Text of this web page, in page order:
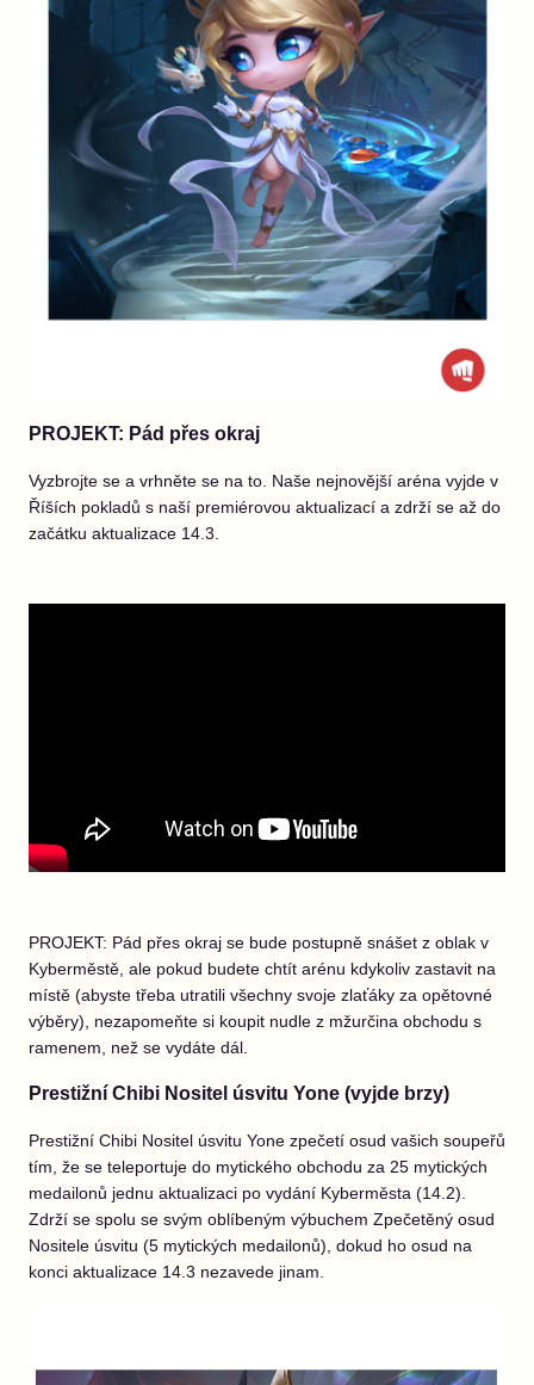
PROJEKT: Pád přes okraj
Vyzbrojte se a vrhněte se na to. Naše nejnovější aréna vyjde v
Říších pokladů s naší premiérovou aktualizací a zdrží se až do
začátku aktualizace 14.3.
PROJEKT: Pád přes okraj se bude postupně snášet z oblak v
Kyberměstě, ale pokud budete chtít arénu kdykoliv zastavit na
místě (abyste třeba utratili všechny svoje zlaťáky za opětovné
výběry), nezapomeňte si koupit nudle z mžurčina obchodu s
ramenem, než se vydáte dál.
Prestižní Chibi Nositel úsvitu Yone (vyjde brzy)
Prestižní Chibi Nositel úsvitu Yone zpečetí osud vašich soupeřů
tím, že se teleportuje do mytického obchodu za 25 mytických
medailonů jednu aktualizaci po vydání Kyberměsta (14.2).
Zdrží se spolu se svým oblíbeným výbuchem Zpečetěný osud
Nositele úsvitu (5 mytických medailonů), dokud ho osud na
konci aktualizace 14.3 nezavede jinam.